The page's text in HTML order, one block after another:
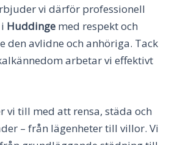
vi därför professionell
Huddinge med respekt och
den avlidne och anhöriga. Tack
arbetar vi effektivt
vi till med att rensa, städa och
– från lägenheter till villor. Vi